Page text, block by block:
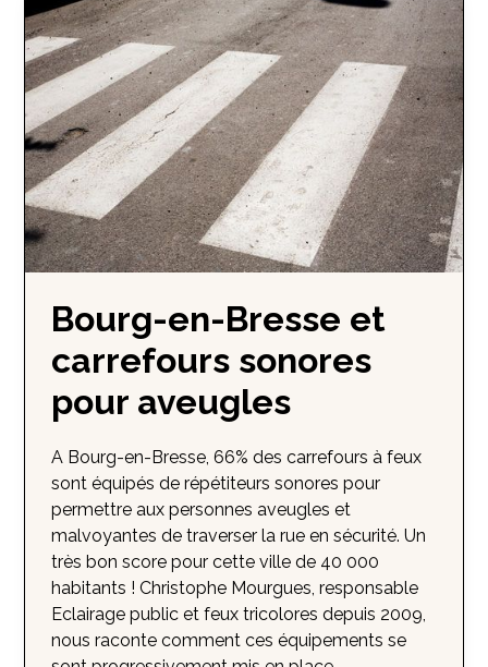
Bourg-en-Bresse et
carrefours sonores
pour aveugles
A Bourg-en-Bresse, 66% des carrefours à feux
sont équipés de répétiteurs sonores pour
permettre aux personnes aveugles et
malvoyantes de traverser la rue en sécurité. Un
très bon score pour cette ville de 40 000
habitants ! Christophe Mourgues, responsable
Eclairage public et feux tricolores depuis 2009,
nous raconte comment ces équipements se